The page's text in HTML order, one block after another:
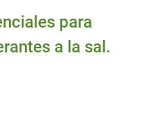
para
a la sal.